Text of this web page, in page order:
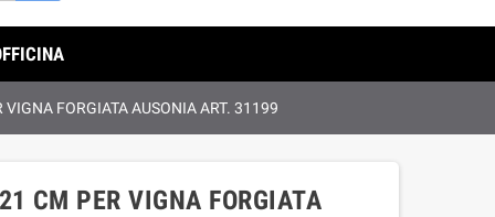
FORGIATA AUSONIA ART. 31199
CM PER VIGNA FORGIATA